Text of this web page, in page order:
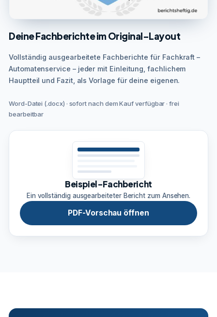
Deine Fachberichte im Original-Layout
Vollständig ausgearbeitete Fachberichte für Fachkraft –
Automatenservice – jeder mit Einleitung, fachlichem
Hauptteil und Fazit, als Vorlage für deine eigenen.
Word-Datei (.docx) · sofort nach dem Kauf verfügbar · frei
bearbeitbar
Beispiel-Fachbericht
Ein vollständig ausgearbeiteter Bericht zum Ansehen.
PDF-Vorschau öffnen